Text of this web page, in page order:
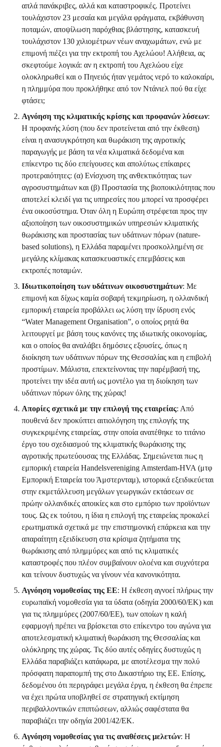
απλά πανάκριβες, αλλά και καταστροφικές. Προτείνει
τουλάχιστον 23 μεσαία και μεγάλα φράγματα, εκβάθυνση
ποταμών, αποψίλωση παρόχθιας βλάστησης, κατασκευή
τουλάχιστον 130 χιλιομέτρων νέων αναχωμάτων, ενώ με
επιμονή πιέζει για την εκτροπή του Αχελώου! Αλήθεια, ας
σκεφτούμε λογικά: αν η εκτροπή του Αχελώου είχε
ολοκληρωθεί και ο Πηνειός ήταν γεμάτος νερό το καλοκαίρι,
η πλημμύρα που προκλήθηκε από τον Ντάνιελ πού θα είχε
φτάσει;
Αγνόηση της κλιματικής κρίσης και προφανών λύσεων:
Η προφανής λύση (που δεν προτείνεται από την έκθεση)
είναι η ανασυγκρότηση και θωράκιση της αγροτικής
παραγωγής με βάση τα νέα κλιματικά δεδομένα και
επίκεντρο τις δύο επείγουσες και απολύτως επίκαιρες
προτεραιότητες: (α) Ενίσχυση της ανθεκτικότητας των
αγροσυστημάτων και (β) Προστασία της βιοποικιλότητας που
αποτελεί κλειδί για τις υπηρεσίες που μπορεί να προσφέρει
ένα οικοσύστημα. Όταν όλη η Ευρώπη στρέφεται προς την
αξιοποίηση των οικοσυστημικών υπηρεσιών κλιματικής
θωράκισης και προστασίας των υδάτινων πόρων (nature-
based solutions), η Ελλάδα παραμένει προσκολλημένη σε
μεγάλης κλίμακας κατασκευαστικές επεμβάσεις και
εκτροπές ποταμών.
Ιδιωτικοποίηση των υδάτινων οικοσυστημάτων: Με
επιμονή και δίχως καμία σοβαρή τεκμηρίωση, η ολλανδική
εμπορική εταιρεία προβάλλει ως λύση την ίδρυση ενός
“Water Management Organisation”, ο οποίος ρητά θα
λειτουργεί με βάση τους κανόνες της ιδιωτικής οικονομίας,
και ο οποίος θα αναλάβει δημόσιες εξουσίες, όπως η
διοίκηση των υδάτινων πόρων της Θεσσαλίας και η επιβολή
προστίμων. Μάλιστα, επεκτείνοντας την παρέμβασή της,
προτείνει την ιδέα αυτή ως μοντέλο για τη διοίκηση των
υδάτινων πόρων όλης της χώρας!
Απορίες σχετικά με την επιλογή της εταιρείας: Από
πουθενά δεν προκύπτει αιτιολόγηση της επιλογής της
συγκεκριμένης εταιρείας, στην οποία ανατέθηκε το τιτάνιο
έργο του σχεδιασμού της κλιματικής θωράκισης της
αγροτικής πρωτεύουσας της Ελλάδας. Σημειώνεται πως η
εμπορική εταιρεία Handelsvereniging Amsterdam-HVA (μτφ
Εμπορική Εταιρεία του Άμστερνταμ), ιστορικά εξειδικεύεται
στην εκμετάλλευση μεγάλων γεωργικών εκτάσεων σε
πρώην ολλανδικές αποικίες και στο εμπόριο των προϊόντων
τους. Ως εκ τούτου, η ίδια η επιλογή της εταιρείας προκαλεί
ερωτηματικά σχετικά με την επιστημονική επάρκεια και την
απαραίτητη εξειδίκευση στα κρίσιμα ζητήματα της
θωράκισης από πλημμύρες και από τις κλιματικές
καταστροφές που πλέον συμβαίνουν ολοένα και συχνότερα
και τείνουν δυστυχώς να γίνουν νέα κανονικότητα.
Αγνόηση νομοθεσίας της ΕΕ: Η έκθεση αγνοεί πλήρως την
ευρωπαϊκή νομοθεσία για τα ύδατα (οδηγία 2000/60/ΕΚ) και
για τις πλημμύρες (2007/60/ΕΕ), των οποίων η καλή
εφαρμογή πρέπει να βρίσκεται στο επίκεντρο του αγώνα για
αποτελεσματική κλιματική θωράκιση της Θεσσαλίας και
ολόκληρης της χώρας. Τις δύο αυτές οδηγίες δυστυχώς η
Ελλάδα παραβιάζει κατάφωρα, με αποτέλεσμα την πολύ
πρόσφατη παραπομπή της στο Δικαστήριο της ΕΕ. Επίσης,
δεδομένου ότι περιγράφει μεγάλα έργα, η έκθεση θα έπρεπε
να έχει πρώτα υποβληθεί σε στρατηγική εκτίμηση
περιβαλλοντικών επιπτώσεων, αλλιώς σαφέστατα θα
παραβιάζει την οδηγία 2001/42/ΕΚ.
Αγνόηση νομοθεσίας για τις αναθέσεις μελετών: Η